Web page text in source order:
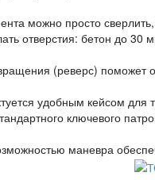
можно просто
отверстия: бетон до
(реверс) поможет
удобным кейсом для
ключевого
маневра